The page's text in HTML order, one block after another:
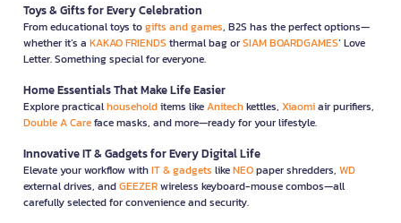
Toys & Gifts for Every Celebration
From educational toys togifts and games, B2S has the perfect options—
whether it’s a KAKAO FRIENDS thermal bag orSIAM BOARDGAMES’ Love
Letter. Something special for everyone.
Home Essentials That Make Life Easier
Explore practicalhouseholditems likeAnitechkettles, Xiaomiair purifiers,
Double A Careface masks, and more—ready for your lifestyle.
Innovative IT & Gadgets for Every Digital Life
Elevate your workflow withIT & gadgets likeNEOpaper shredders, WD
external drives, andGEEZERwireless keyboard-mouse combos—all
carefully selected for convenience and security.